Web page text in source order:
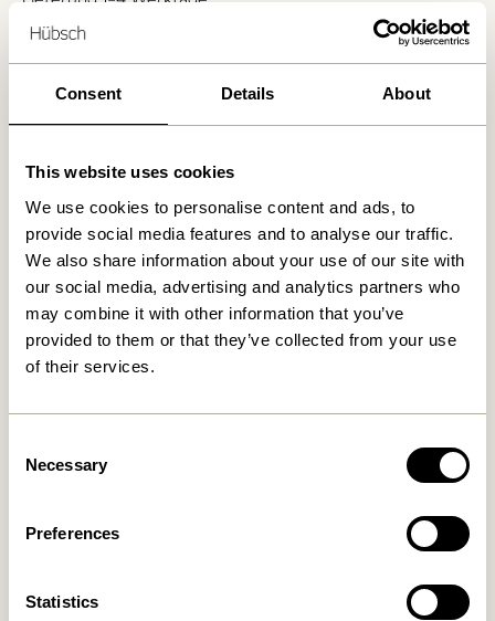
Consent Details About
This website uses cookies
We use cookies to personalise content and ads, to
provide social media features and to analyse our traffic.
We also share information about your use of our site with
our social media, advertising and analytics partners who
may combine it with other information that you’ve
provided to them or that they’ve collected from your use
of their services.
Selection
Necessary
Preferences
Statistics
30 Tage Rückgaberecht
Ähnliche Produkte
Grau/Gelb
In den warenkorb